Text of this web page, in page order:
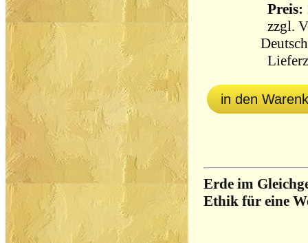
Preis:
zzgl.
in den
Erde im
Ethik für eine